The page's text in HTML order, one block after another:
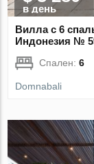
в день
Вилла с 6
Индонезия №
Спален:6
Domnabali